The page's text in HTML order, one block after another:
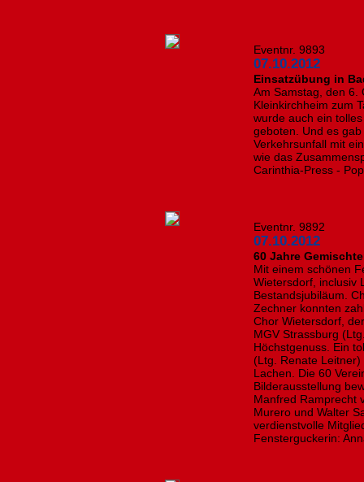
Eventnr. 9893
07.10.2012
Einsatzübung in
Am Samstag, den 6.
Kleinkirchheim zum
wurde auch ein
geboten. Und es
Verkehrsunfall mit
wie das
Carinthia-Press -
Eventnr. 9892
07.10.2012
60 Jahre
Mit einem schönen
Wietersdorf, inclusiv
Bestandsjubiläum.
Zechner konnten
Chor Wietersdorf,
MGV Strassburg
Höchstgenuss. Ein
(Ltg. Renate
Lachen. Die 60
Bilderausstellung
Manfred Ramprecht
Murero und Walter
verdienstvolle
Fensterguckerin: